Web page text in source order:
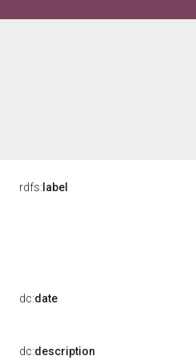
rdfs: label
dc:date
dc:description